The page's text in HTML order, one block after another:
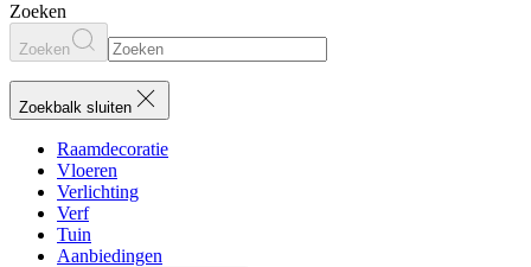
Zoeken
Zoeken
Zoekbalk sluiten
Raamdecoratie
Vloeren
Verlichting
Verf
Tuin
Aanbiedingen